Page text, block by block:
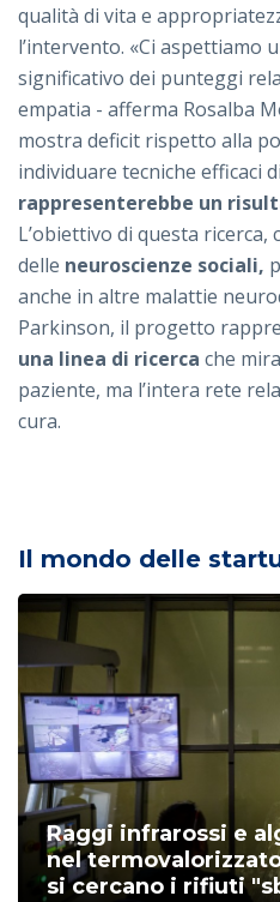
qualità di vita e
l’intervento. «Ci aspettiamo
significativo dei punteggi
empatia - afferma Rosalba
mostra deficit rispetto alla
individuare tecniche efficaci
rappresenterebbe un
L’obiettivo di questa ricerca,
delle neuroscienze sociali,
anche in altre malattie
Parkinson, il progetto
una linea di ricerca che
paziente, ma l’intera rete
cura.
Il mondo delle
Raggi infrarossi e
nel
si cercano i rifiuti